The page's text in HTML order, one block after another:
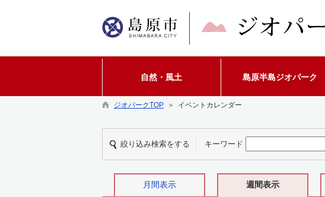
自然・風土 島原半島ジオパーク
ジオパークTOP ＞ イベントカレンダー
絞り込み検索をする キーワード
月間表示 週間表示